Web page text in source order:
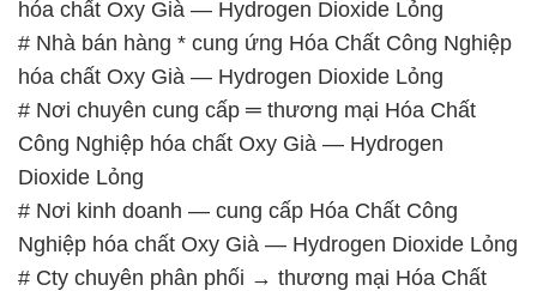
hóa chất Oxy Già — Hydrogen Dioxide Lỏng
# Nhà bán hàng * cung ứng Hóa Chất Công Nghiệp
hóa chất Oxy Già — Hydrogen Dioxide Lỏng
# Nơi chuyên cung cấp ═ thương mại Hóa Chất
Công Nghiệp hóa chất Oxy Già — Hydrogen
Dioxide Lỏng
# Nơi kinh doanh — cung cấp Hóa Chất Công
Nghiệp hóa chất Oxy Già — Hydrogen Dioxide Lỏng
# Cty chuyên phân phối → thương mại Hóa Chất